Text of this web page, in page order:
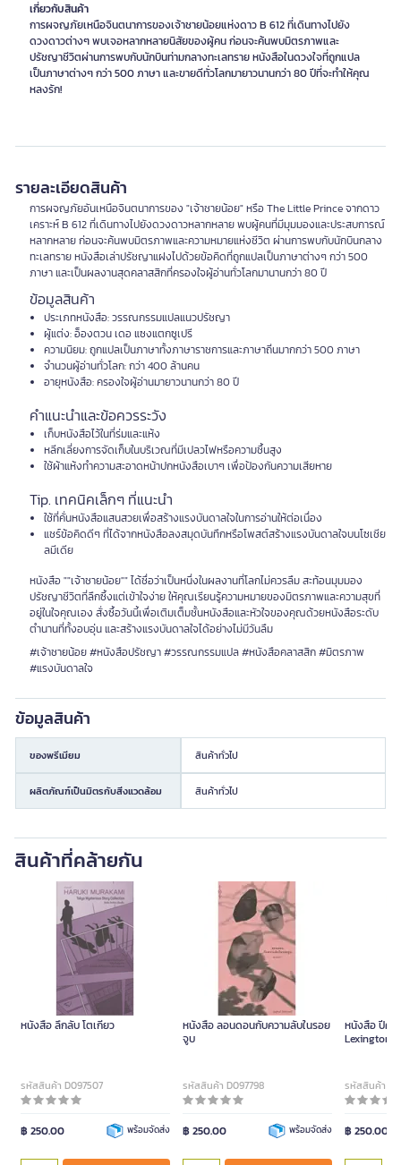
เกี่ยวกับสินค้า
การผจญภัยเหนือจินตนาการของเจ้าชายน้อยแห่งดาว B 612 ที่เดินทางไปยัง
ดวงดาวต่างๆ พบเจอหลากหลายนิสัยของผู้คน ก่อนจะค้นพบมิตรภาพและ
ปรัชญาชีวิตผ่านการพบกับนักบินท่ามกลางทะเลทราย หนังสือในดวงใจที่ถูกแปล
เป็นภาษาต่างๆ กว่า 500 ภาษา และขายดีทั่วโลกมายาวนานกว่า 80 ปีที่จะทำให้คุณ
หลงรัก!
รายละเอียดสินค้า
การผจญภัยอันเหนือจินตนาการของ "เจ้าชายน้อย" หรือ The Little Prince จากดาว
เคราะห์ B 612 ที่เดินทางไปยังดวงดาวหลากหลาย พบผู้คนที่มีมุมมองและประสบการณ์
หลากหลาย ก่อนจะค้นพบมิตรภาพและความหมายแห่งชีวิต ผ่านการพบกับนักบินกลาง
ทะเลทราย หนังสือเล่าปรัชญาแฝงไปด้วยข้อคิดที่ถูกแปลเป็นภาษาต่างๆ กว่า 500
ภาษา และเป็นผลงานสุดคลาสสิกที่ครองใจผู้อ่านทั่วโลกมานานกว่า 80 ปี
ข้อมูลสินค้า
ประเภทหนังสือ: วรรณกรรมแปลแนวปรัชญา
ผู้แต่ง: อ็องตวน เดอ แซงแตกซูเปรี
ความนิยม: ถูกแปลเป็นภาษาทั้งภาษาราชการและภาษาถิ่นมากกว่า 500 ภาษา
จำนวนผู้อ่านทั่วโลก: กว่า 400 ล้านคน
อายุหนังสือ: ครองใจผู้อ่านมายาวนานกว่า 80 ปี
คำแนะนำและข้อควรระวัง
เก็บหนังสือไว้ในที่ร่มและแห้ง
หลีกเลี่ยงการจัดเก็บในบริเวณที่มีเปลวไฟหรือความชื้นสูง
ใช้ผ้าแห้งทำความสะอาดหน้าปกหนังสือเบาๆ เพื่อป้องกันความเสียหาย
Tip. เทคนิคเล็กๆ ที่แนะนำ
ใช้ที่คั่นหนังสือแสนสวยเพื่อสร้างแรงบันดาลใจในการอ่านให้ต่อเนื่อง
แชร์ข้อคิดดีๆ ที่ได้จากหนังสือลงสมุดบันทึกหรือโพสต์สร้างแรงบันดาลใจบนโซเชีย
ลมีเดีย
หนังสือ ""เจ้าชายน้อย"" ได้ชื่อว่าเป็นหนึ่งในผลงานที่โลกไม่ควรลืม สะท้อนมุมมอง
ปรัชญาชีวิตที่ลึกซึ้งแต่เข้าใจง่าย ให้คุณเรียนรู้ความหมายของมิตรภาพและความสุขที่
อยู่ในใจคุณเอง สั่งซื้อวันนี้เพื่อเติมเต็มชั้นหนังสือและหัวใจของคุณด้วยหนังสือระดับ
ตำนานที่ทั้งอบอุ่น และสร้างแรงบันดาลใจได้อย่างไม่มีวันลืม
#เจ้าชายน้อย #หนังสือปรัชญา #วรรณกรรมแปล #หนังสือคลาสสิก #มิตรภาพ
#แรงบันดาลใจ
ข้อมูลสินค้า
ของพรีเมียม สินค้าทั่วไป
ผลิตภัณฑ์เป็นมิตรกับสิ่งแวดล้อม สินค้าทั่วไป
สินค้าที่คล้ายกัน
หนังสือ ลึกลับ โตเกียว
รหัสสินค้า D097507
฿ 250.00 พร้อมจัดส่ง
หนังสือ ลอนดอนกับความลับในรอย
จูบ
รหัสสินค้า D097798
฿ 250.00 พร้อมจัดส่ง
หนังสือ ปีศา
Lexington
รหัสสินค้า
฿ 250.00